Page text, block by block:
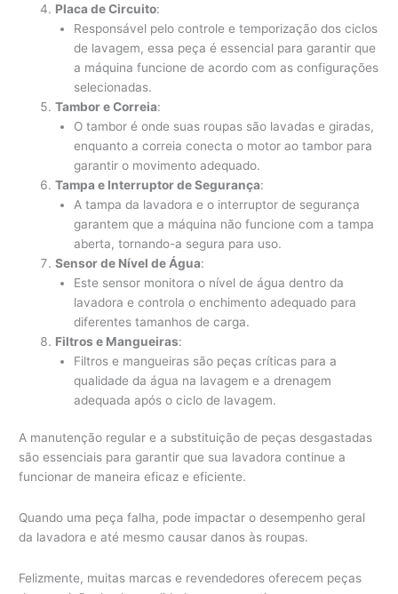
Placa de Circuito:
Responsável pelo controle e temporização dos ciclos
de lavagem, essa peça é essencial para garantir que
a máquina funcione de acordo com as configurações
selecionadas.
Tambor e Correia:
O tambor é onde suas roupas são lavadas e giradas,
enquanto a correia conecta o motor ao tambor para
garantir o movimento adequado.
Tampa e Interruptor de Segurança:
A tampa da lavadora e o interruptor de segurança
garantem que a máquina não funcione com a tampa
aberta, tornando-a segura para uso.
Sensor de Nível de Água:
Este sensor monitora o nível de água dentro da
lavadora e controla o enchimento adequado para
diferentes tamanhos de carga.
Filtros e Mangueiras:
Filtros e mangueiras são peças críticas para a
qualidade da água na lavagem e a drenagem
adequada após o ciclo de lavagem.
A manutenção regular e a substituição de peças desgastadas
são essenciais para garantir que sua lavadora continue a
funcionar de maneira eficaz e eficiente.
Quando uma peça falha, pode impactar o desempenho geral
da lavadora e até mesmo causar danos às roupas.
Felizmente, muitas marcas e revendedores oferecem peças